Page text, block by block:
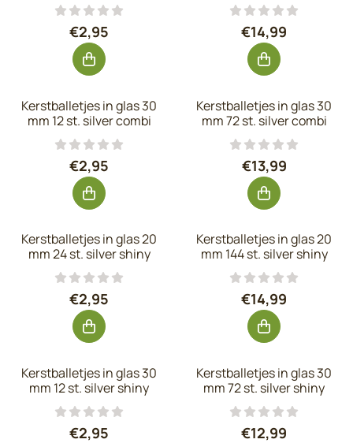
Prijs: 2,95, exclusief btw: 2,44
€2,95 Prijs: 14,99,
€14,99
Kerstballetjes in glas 30
mm 12 st. silver combi
Prijs: 2,95, exclusief btw: 2,44
€2,95
Kerstballetjes in glas 30
mm 72 st. silver combi
Prijs: 13,99,
€13,99
Kerstballetjes in glas 20
mm 24 st. silver shiny
Prijs: 2,95, exclusief btw: 2,44
€2,95
Kerstballetjes in glas 20
mm 144 st. silver shiny
Prijs: 14,99,
€14,99
Kerstballetjes in glas 30
mm 12 st. silver shiny
Prijs: 2,95, exclusief btw: 2,44
€2,95
Kerstballetjes in glas 30
mm 72 st. silver shiny
Prijs: 12,99,
€12,99